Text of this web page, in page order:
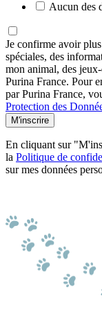
Aucun des
Je confirme avoir
spéciales, des
mon animal, des
Purina France. Pour
par Purina France,
Protection des
M'inscrire
En cliquant sur
la Politique de
sur mes données